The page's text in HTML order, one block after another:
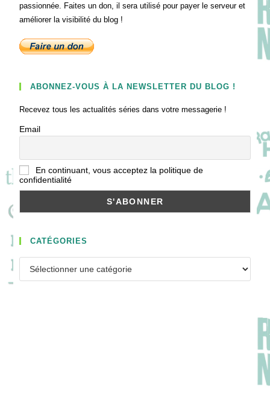
passionnée. Faites un don, il sera utilisé pour payer le serveur et
améliorer la visibilité du blog !
ABONNEZ-VOUS À LA NEWSLETTER DU BLOG !
Recevez tous les actualités séries dans votre messagerie !
Email
En continuant, vous acceptez la politique de
confidentialité
CATÉGORIES
Catégories